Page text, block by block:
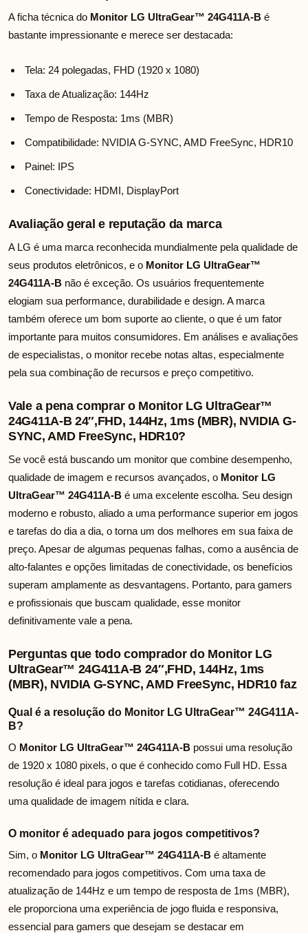
A ficha técnica do Monitor LG UltraGear™ 24G411A-B é
bastante impressionante e merece ser destacada:
Tela: 24 polegadas, FHD (1920 x 1080)
Taxa de Atualização: 144Hz
Tempo de Resposta: 1ms (MBR)
Compatibilidade: NVIDIA G-SYNC, AMD FreeSync, HDR10
Painel: IPS
Conectividade: HDMI, DisplayPort
Avaliação geral e reputação da marca
A LG é uma marca reconhecida mundialmente pela qualidade de
seus produtos eletrônicos, e o Monitor LG UltraGear™
24G411A-B não é exceção. Os usuários frequentemente
elogiam sua performance, durabilidade e design. A marca
também oferece um bom suporte ao cliente, o que é um fator
importante para muitos consumidores. Em análises e avaliações
de especialistas, o monitor recebe notas altas, especialmente
pela sua combinação de recursos e preço competitivo.
Vale a pena comprar o Monitor LG UltraGear™
24G411A-B 24″,FHD, 144Hz, 1ms (MBR), NVIDIA G-
SYNC, AMD FreeSync, HDR10?
Se você está buscando um monitor que combine desempenho,
qualidade de imagem e recursos avançados, o Monitor LG
UltraGear™ 24G411A-B é uma excelente escolha. Seu design
moderno e robusto, aliado a uma performance superior em jogos
e tarefas do dia a dia, o torna um dos melhores em sua faixa de
preço. Apesar de algumas pequenas falhas, como a ausência de
alto-falantes e opções limitadas de conectividade, os benefícios
superam amplamente as desvantagens. Portanto, para gamers
e profissionais que buscam qualidade, esse monitor
definitivamente vale a pena.
Perguntas que todo comprador do Monitor LG
UltraGear™ 24G411A-B 24″,FHD, 144Hz, 1ms
(MBR), NVIDIA G-SYNC, AMD FreeSync, HDR10 faz
Qual é a resolução do Monitor LG UltraGear™ 24G411A-
B?
O Monitor LG UltraGear™ 24G411A-B possui uma resolução
de 1920 x 1080 pixels, o que é conhecido como Full HD. Essa
resolução é ideal para jogos e tarefas cotidianas, oferecendo
uma qualidade de imagem nítida e clara.
O monitor é adequado para jogos competitivos?
Sim, o Monitor LG UltraGear™ 24G411A-B é altamente
recomendado para jogos competitivos. Com uma taxa de
atualização de 144Hz e um tempo de resposta de 1ms (MBR),
ele proporciona uma experiência de jogo fluida e responsiva,
essencial para gamers que desejam se destacar em